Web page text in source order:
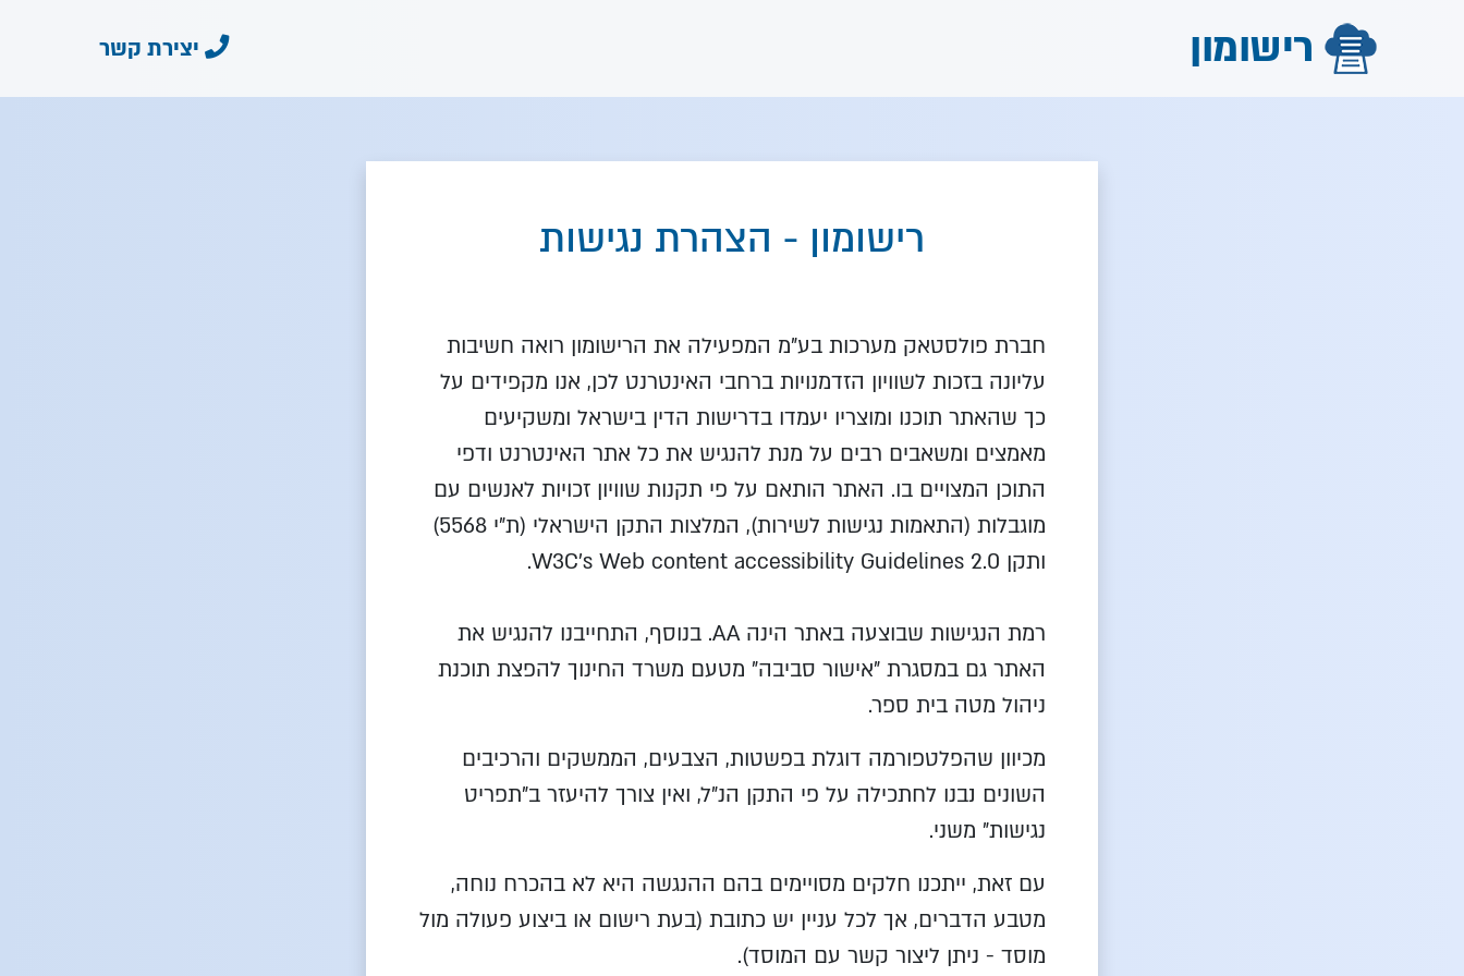
רישומון יצירת קשר
רישומון - הצהרת נגישות
חברת פולסטאק מערכות בע"מ המפעילה את הרישומון רואה חשיבות
עליונה בזכות לשוויון הזדמנויות ברחבי האינטרנט לכן, אנו מקפידים על
כך שהאתר תוכנו ומוצריו יעמדו בדרישות הדין בישראל ומשקיעים
מאמצים ומשאבים רבים על מנת להנגיש את כל אתר האינטרנט ודפי
התוכן המצויים בו. האתר הותאם על פי תקנות שוויון זכויות לאנשים עם
מוגבלות (התאמות נגישות לשירות), המלצות התקן הישראלי (ת"י 5568)
ותקן W3C's Web content accessibility Guidelines 2.0.
רמת הנגישות שבוצעה באתר הינה AA. בנוסף, התחייבנו להנגיש את
האתר גם במסגרת "אישור סביבה" מטעם משרד החינוך להפצת תוכנת
ניהול מטה בית ספר.
מכיוון שהפלטפורמה דוגלת בפשטות, הצבעים, הממשקים והרכיבים
השונים נבנו לחתכילה על פי התקן הנ"ל, ואין צורך להיעזר ב"תפריט
נגישות" משני.
עם זאת, ייתכנו חלקים מסויימים בהם ההנגשה היא לא בהכרח נוחה,
מטבע הדברים, אך לכל עניין יש כתובת (בעת רישום או ביצוע פעולה מול
מוסד - ניתן ליצור קשר עם המוסד).